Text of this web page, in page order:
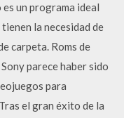
un programa ideal
la necesidad de
carpeta. Roms de
parece haber sido
para
el gran éxito de la